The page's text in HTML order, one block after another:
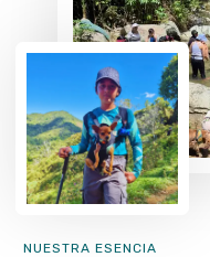
NUESTRA ESENCIA